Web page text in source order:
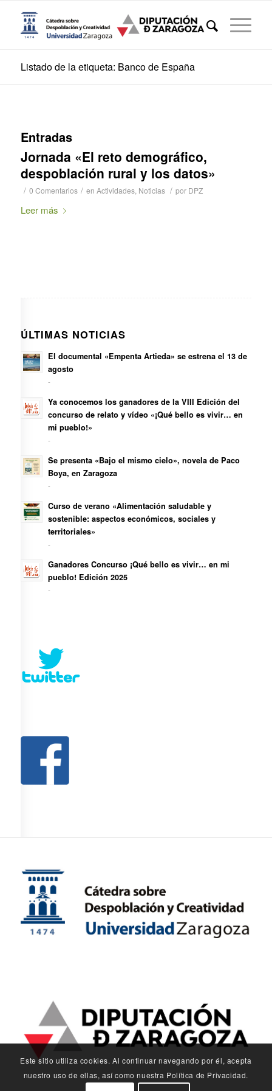
Listado de la etiqueta: Banco de España
Entradas
Jornada «El reto demográfico,
despoblación rural y los datos»
/ 0 Comentarios / en Actividades, Noticias / por DPZ
Leer más
ÚLTIMAS NOTICIAS
El documental «Empenta Artieda» se estrena el 13 de
agosto
-
Ya conocemos los ganadores de la VIII Edición del
concurso de relato y vídeo «¡Qué bello es vivir… en
mi pueblo!»
-
Se presenta «Bajo el mismo cielo», novela de Paco
Boya, en Zaragoza
-
Curso de verano «Alimentación saludable y
sostenible: aspectos económicos, sociales y
territoriales»
-
Ganadores Concurso ¡Qué bello es vivir… en mi
pueblo! Edición 2025
-
Este sitio utiliza cookies. Al continuar navegando por él, acepta
nuestro uso de ellas, así como nuestra Política de Privacidad.